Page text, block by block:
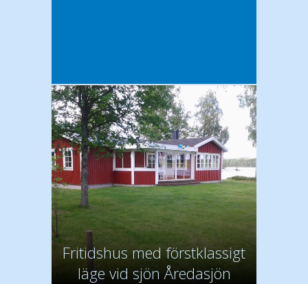
Fritidshus med förstklassigt
läge vid sjön Åredasjön